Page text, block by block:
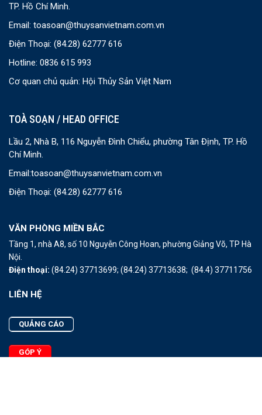
TP. Hồ Chí Minh.
Email: toasoan@thuysanvietnam.com.vn
Điện Thoại: (84.28) 62777 616
Hotline: 0836 615 993
Cơ quan chủ quản: Hội Thủy Sản Việt Nam
TOÀ SOẠN / HEAD OFFICE
Lầu 2, Nhà B, 116 Nguyễn Đình Chiểu, phường Tân Định, TP. Hồ
Chí Minh.
Email:toasoan@thuysanvietnam.com.vn
Điện Thoại: (84.28) 62777 616
VĂN PHÒNG MIỀN BẮC
Tầng 1, nhà A8, số 10 Nguyễn Công Hoan, phường Giảng Võ, TP Hà
Nội.
Điện thoại: (84.24) 37713699; (84.24) 37713638; (84.4) 37711756
LIÊN HỆ
QUẢNG CÁO
GÓP Ý